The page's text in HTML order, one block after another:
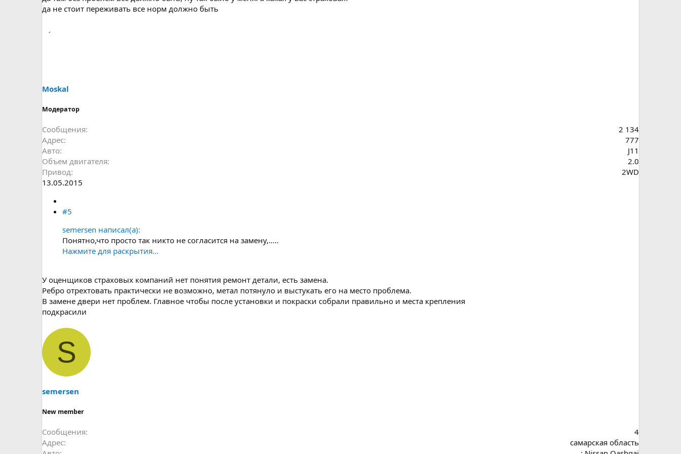
да не стоит переживать все норм должно быть
Moskal
Модератор
Сообщения
2 134
Адрес
777
Авто
J11
Объем двигателя
2.0
Привод
2WD
13.05.2015
#5
semersen написал(а):
Понятно,что просто так никто не согласится на замену,.....
Нажмите для раскрытия...
У оценщиков страховых компаний нет понятия ремонт детали, есть замена.
Ребро отрехтовать практически не возможно, метал потянуло и выстукать его на место проблема.
В замене двери нет проблем. Главное чтобы после установки и покраски собрали правильно и места крепления
подкрасили
S
semersen
New member
Сообщения
4
Адрес
самарская область